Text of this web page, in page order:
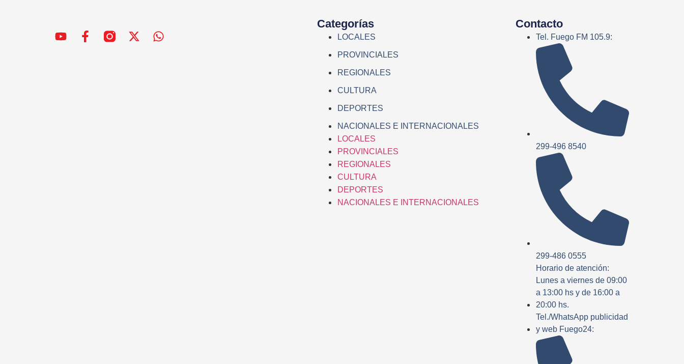
Categorías
LOCALES
PROVINCIALES
REGIONALES
CULTURA
DEPORTES
NACIONALES E INTERNACIONALES
LOCALES
PROVINCIALES
REGIONALES
CULTURA
DEPORTES
NACIONALES E INTERNACIONALES
Contacto
Tel. Fuego FM 105.9:
299-496 8540
299-486 0555
Horario de atención:
Lunes a viernes de 09:00
a 13:00 hs y de 16:00 a
20:00 hs.
Tel./WhatsApp publicidad
y web Fuego24: